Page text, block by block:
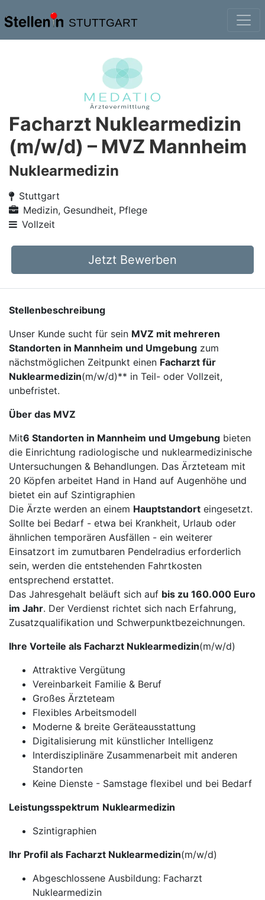
STUTTGART
Facharzt Nuklearmedizin
(m/w/d) – MVZ Mannheim
Nuklearmedizin
Stuttgart
Medizin, Gesundheit, Pflege
Vollzeit
Jetzt Bewerben
Stellenbeschreibung
Unser Kunde sucht für sein MVZ mit mehreren
Standorten in Mannheim und Umgebung zum
nächstmöglichen Zeitpunkt einen Facharzt für
Nuklearmedizin(m/w/d)** in Teil- oder Vollzeit,
unbefristet.
Über das MVZ
Mit6 Standorten in Mannheim und Umgebung bieten
die Einrichtung radiologische und nuklearmedizinische
Untersuchungen & Behandlungen. Das Ärzteteam mit
20 Köpfen arbeitet Hand in Hand auf Augenhöhe und
bietet ein auf Szintigraphien
Die Ärzte werden an einem Hauptstandort eingesetzt.
Sollte bei Bedarf - etwa bei Krankheit, Urlaub oder
ähnlichen temporären Ausfällen - ein weiterer
Einsatzort im zumutbaren Pendelradius erforderlich
sein, werden die entstehenden Fahrtkosten
entsprechend erstattet.
Das Jahresgehalt beläuft sich auf bis zu 160.000 Euro
im Jahr. Der Verdienst richtet sich nach Erfahrung,
Zusatzqualifikation und Schwerpunktbezeichnungen.
Ihre Vorteile als Facharzt Nuklearmedizin(m/w/d)
Attraktive Vergütung
Vereinbarkeit Familie & Beruf
Großes Ärzteteam
Flexibles Arbeitsmodell
Moderne & breite Geräteausstattung
Digitalisierung mit künstlicher Intelligenz
Interdisziplinäre Zusammenarbeit mit anderen
Standorten
Keine Dienste - Samstage flexibel und bei Bedarf
Leistungsspektrum Nuklearmedizin
Szintigraphien
Ihr Profil als Facharzt Nuklearmedizin(m/w/d)
Abgeschlossene Ausbildung: Facharzt
Nuklearmedizin